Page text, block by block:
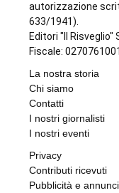
autorizzazione
633/1941).
Editori "Il Risveglio"
Fiscale:
La nostra storia
Chi siamo
Contatti
I nostri giornalisti
I nostri eventi
Privacy
Contributi ricevuti
Pubblicità e annunci